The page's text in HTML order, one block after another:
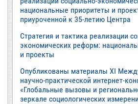
национальные приоритеты и
приуроченной к 35-летию Центра
Стратегия и тактика реализации
экономических реформ:
и проекты
Опубликованы материалы XI
научно-практической интернет-
«Глобальные вызовы и
зеркале социологических